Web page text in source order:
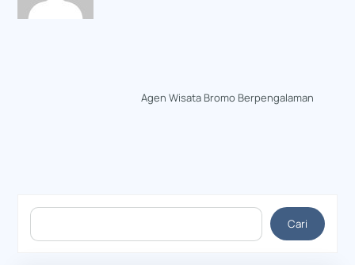
Agen Wisata Bromo Berpengalaman
Cari
Cari